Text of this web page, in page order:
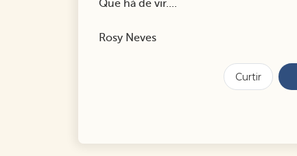
Que há de vir....
Rosy Neves
Curtir